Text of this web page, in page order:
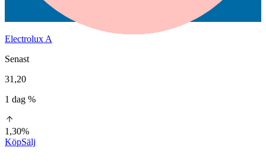
Electrolux A
Senast
31,20
1 dag %
1,30%
KöpSälj